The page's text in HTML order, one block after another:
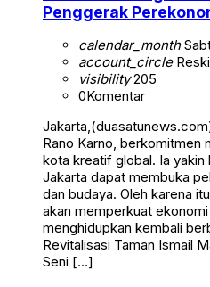
Penggerak
calendar_month
account_circleReski
visibility205
0Komentar
Rano Karno, berkomitmen
kota kreatif global. Ia
Jakarta dapat membuka
dan budaya. Oleh karena
akan memperkuat
menghidupkan kembali
Revitalisasi Taman Ismail
Seni […]